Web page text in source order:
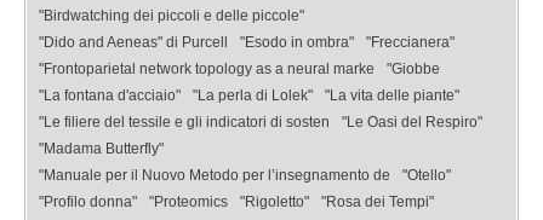
"Birdwatching dei piccoli e delle piccole"
"Dido and Aeneas" di Purcell
"Esodo in ombra"
"Freccianera"
"Frontoparietal network topology as a neural marke
"Giobbe
"La fontana d'acciaio"
"La perla di Lolek"
"La vita delle piante"
"Le filiere del tessile e gli indicatori di sosten
"Le Oasi del Respiro"
"Madama Butterfly"
"Manuale per il Nuovo Metodo per l’insegnamento de
"Otello"
"Profilo donna"
"Proteomics "Rigoletto"
"Rosa dei Tempi"